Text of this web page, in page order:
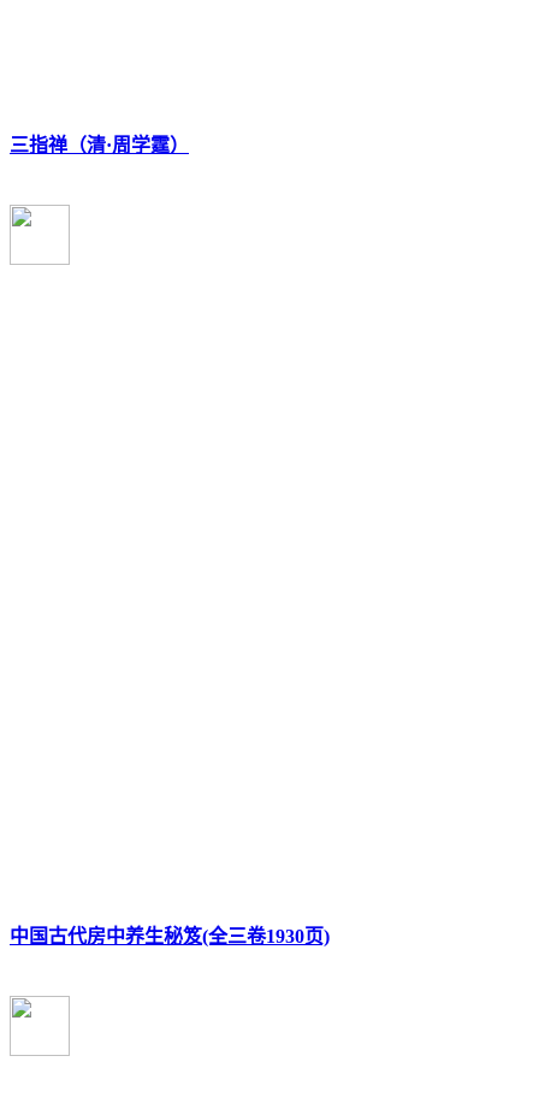
三指禅（清·周学霆）
中国古代房中养生秘笈(全三卷1930页)